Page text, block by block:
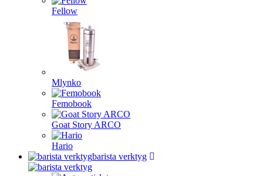
Fellow
Mlynko
Femobook
Goat Story ARCO
Hario
barista verktyg